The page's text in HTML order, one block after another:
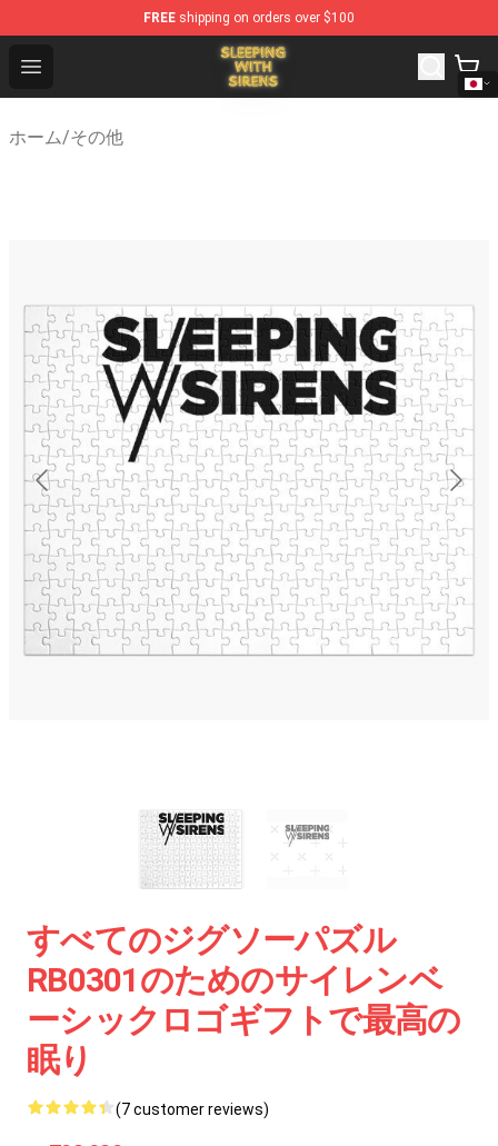
FREE shipping on orders over $100
Open menu
Sleeping With Sirens Store - Official Sleeping With
ホーム/その他
すべてのジグソーパズル
RB0301のためのサイレンベ
ーシックロゴギフトで最高の
眠り
(7 customer reviews)